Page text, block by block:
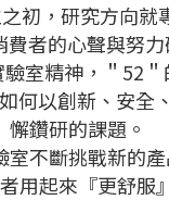
初，研究方向
者的心聲與努
室精神，＂52
何以創新、安
懈鑽研的課題。
不斷挑戰新的
起來『更舒服